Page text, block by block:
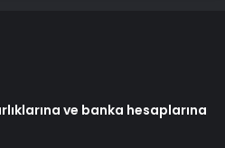
ve banka hesaplarına